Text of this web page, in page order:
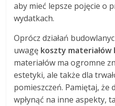
aby mieć lepsze pojęcie o
wydatkach.
Oprócz działań
uwagę koszty
materiałów ma ogromne
estetyki, ale także dla
pomieszczeń. Pamiętaj, że
wpłynąć na inne aspekty,